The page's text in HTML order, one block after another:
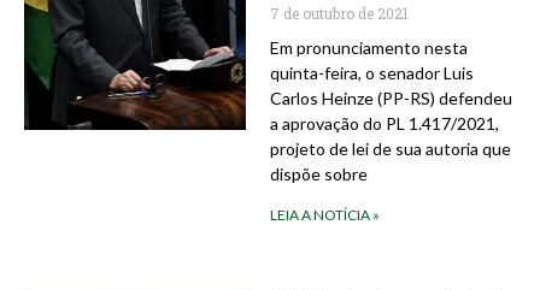
7 de outubro de 2021
Em pronunciamento nesta
quinta-feira, o senador Luis
Carlos Heinze (PP-RS) defendeu
a aprovação do PL 1.417/2021,
projeto de lei de sua autoria que
dispõe sobre
LEIA A NOTÍCIA »